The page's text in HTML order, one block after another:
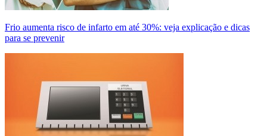
Frio aumenta risco de infarto em até 30%: veja explicação e dicas
para se prevenir